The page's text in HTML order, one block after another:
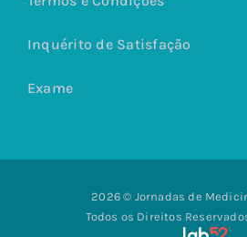
Inquérito de Satisfação
Exame
2026 © Jornadas de
Todos os Direitos